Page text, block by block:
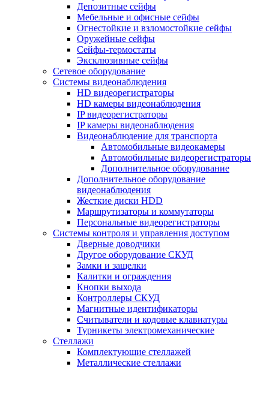
Депозитные сейфы
Мебельные и офисные сейфы
Огнестойкие и взломостойкие сейфы
Оружейные сейфы
Сейфы-термостаты
Эксклюзивные сейфы
Сетевое оборудование
Системы видеонаблюдения
HD видеорегистраторы
HD камеры видеонаблюдения
IP видеорегистраторы
IP камеры видеонаблюдения
Видеонаблюдение для транспорта
Автомобильные видеокамеры
Автомобильные видеорегистраторы
Дополнительное оборудование
Дополнительное оборудование
видеонаблюдения
Жесткие диски HDD
Маршрутизаторы и коммутаторы
Персональные видеорегистраторы
Системы контроля и управления доступом
Дверные доводчики
Другое оборудование СКУД
Замки и защелки
Калитки и ограждения
Кнопки выхода
Контроллеры СКУД
Магнитные идентификаторы
Считыватели и кодовые клавиатуры
Турникеты электромеханические
Стеллажи
Комплектующие стеллажей
Металлические стеллажи